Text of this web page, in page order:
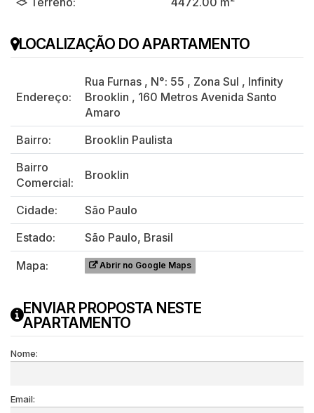
LOCALIZAÇÃO DO APARTAMENTO
Endereço:
Rua Furnas , N°: 55 , Zona Sul , Infinity
Brooklin , 160 Metros Avenida Santo
Amaro
Bairro:
Brooklin Paulista
Bairro
Comercial:
Brooklin
Cidade:
São Paulo
Estado:
São Paulo, Brasil
Mapa:
Abrir no Google Maps
ENVIAR PROPOSTA NESTE
APARTAMENTO
Nome:
Email: